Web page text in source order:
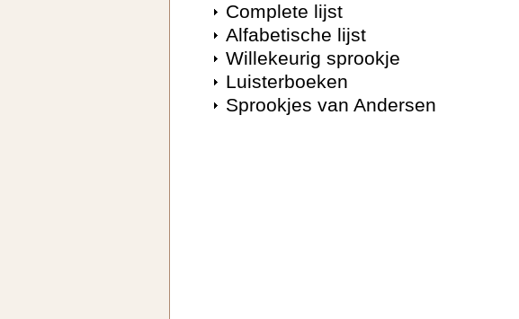
Complete lijst
Alfabetische lijst
Willekeurig sprookje
Luisterboeken
Sprookjes van Andersen